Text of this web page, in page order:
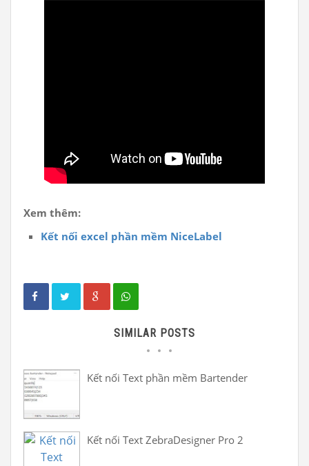
Xem thêm:
Kết nối excel phần mềm NiceLabel
SIMILAR POSTS
Kết nối Text phần mềm Bartender
Kết nối Text ZebraDesigner Pro 2